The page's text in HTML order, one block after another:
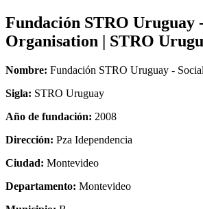
Fundación STRO Uruguay
Organisation | STRO
Nombre: Fundación STRO Uruguay -
Sigla: STRO Uruguay
Año de fundación: 2008
Dirección: Pza Idependencia
Ciudad: Montevideo
Departamento: Montevideo